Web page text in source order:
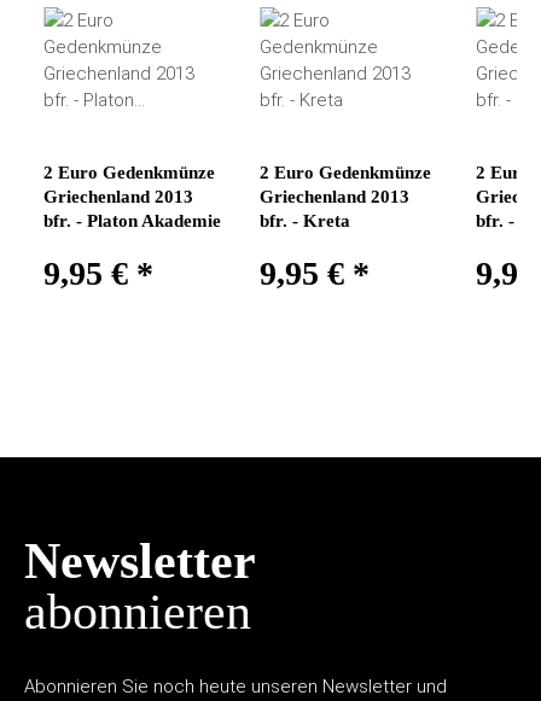
2 Euro Gedenkmünze
Griechenland 2013
bfr. - Platon Akademie
9,95 € *
2 Euro Gedenkmünze
Griechenland 2013
bfr. - Kreta
9,95 € *
2 Euro
bfr. -
Newsletter
abonnieren
Abonnieren Sie noch heute unseren Newsletter und